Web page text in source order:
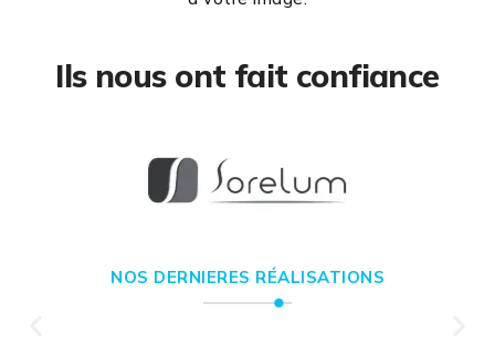
Ils nous ont fait confiance
NOS DERNIERES RÉALISATIONS